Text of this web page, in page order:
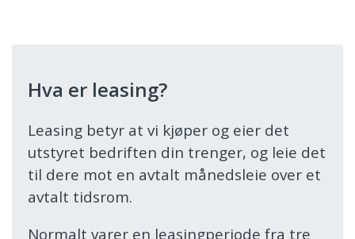
Hva er leasing?
Leasing betyr at vi kjøper og eier det
utstyret bedriften din trenger, og leie det
til dere mot en avtalt månedsleie over et
avtalt tidsrom.
Normalt varer en leasingperiode fra tre